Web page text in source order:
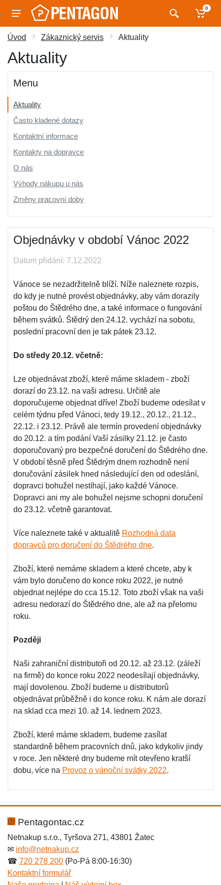
0
Úvod Zákaznický servis Aktuality
Aktuality
Menu
Aktuality
Často kladené dotazy
Kontaktní informace
Kontakty na dopravce
O nás
Výhody nákupu u nás
Změny pracovní doby
Objednávky v období Vánoc 2022
Datum přidání: 7.12.2022
Vánoce se nezadržitelně blíží. Níže naleznete rozpis,
do kdy je nutné provést objednávky, aby vám dorazily
poštou do Štědrého dne, a také informace o fungování
během svátků. Štědrý den 24.12. vychází na sobotu,
poslední pracovní den je tak pátek 23.12.
Do středy 20.12. včetně:
Lze objednávat zboží, které máme skladem - zboží
dorazí do 23.12. na vaši adresu. Určitě ale
doporučujeme objednat dříve! Zboží budeme odesílat v
celém týdnu před Vánoci, tedy 19.12., 20.12., 21.12.,
22.12. i 23.12. Právě ale termín provedení objednávky
do 20.12. a tím podání Vaší zásilky 21.12. je často
doporučovaný pro bezpečné doručení do Štědrého dne.
V období těsně před Štědrým dnem rozhodně není
doručování zásilek hned následující den od odeslání,
dopravci bohužel nestíhají, jako každé Vánoce.
Dopravci ani my ale bohužel nejsme schopni doručení
do 23.12. včetně garantovat.
Více naleznete také v aktualitě Rozhodná data
dopravců pro doručení do Štědrého dne.
Zboží, které nemáme skladem a které chcete, aby k
vám bylo doručeno do konce roku 2022, je nutné
objednat nejlépe do cca 15.12. Toto zboží však na vaši
adresu nedorazí do Štědrého dne, ale až na přelomu
roku.
Později
Naši zahraniční distributoři od 20.12. až 23.12. (záleží
na firmě) do konce roku 2022 neodesílají objednávky,
mají dovolenou. Zboží budeme u distributorů
objednávat průběžně i do konce roku. K nám ale dorazí
na sklad cca mezi 10. až 14. lednem 2023.
Zboží, které máme skladem, budeme zasílat
standardně během pracovních dnů, jako kdykoliv jindy
v roce. Jen některé dny budeme mít otevřeno kratší
dobu, více na Provoz o vánoční svátky 2022.
Pentagontac.cz
Netnakup s.r.o., Tyršova 271, 43801 Žatec
✉ info@netnakup.cz
☎ 720 278 200 (Po-Pá 8:00-16:30)
Kontaktní formulář